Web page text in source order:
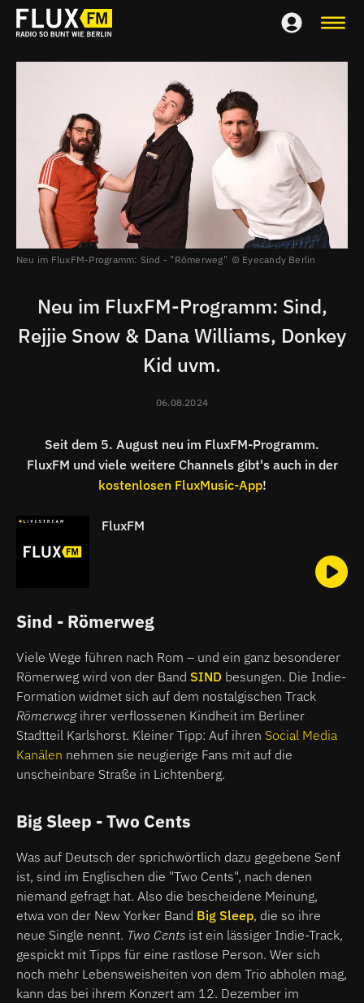
Neu im FluxFM-Programm: Sind - "Römerweg" Eyecandy Berlin
Neu im FluxFM-Programm: Sind,
Rejjie Snow & Dana Williams, Donkey
Kid uvm.
06.08.2024
Seit dem 5. August neu im FluxFM-Programm.
FluxFM und viele weitere Channels gibt's auch in der
kostenlosen FluxMusic-App!
FluxFM
Sind - Römerweg
Viele Wege führen nach Rom – und ein ganz besonderer
Römerweg wird von der Band SIND besungen. Die Indie-
Formation widmet sich auf dem nostalgischen Track
Römerweg ihrer verflossenen Kindheit im Berliner
Stadtteil Karlshorst. Kleiner Tipp: Auf ihren Social Media
Kanälen nehmen sie neugierige Fans mit auf die
unscheinbare Straße in Lichtenberg.
Big Sleep - Two Cents
Was auf Deutsch der sprichwörtlich dazu gegebene Senf
ist, sind im Englischen die "Two Cents", nach denen
niemand gefragt hat. Also die bescheidene Meinung,
etwa von der New Yorker Band Big Sleep, die so ihre
neue Single nennt. Two Cents ist ein lässiger Indie-Track,
gespickt mit Tipps für eine rastlose Person. Wer sich
noch mehr Lebensweisheiten von dem Trio abholen mag,
kann das bei ihrem Konzert am 12. Dezember im